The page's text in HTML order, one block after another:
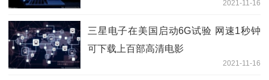
2021-11-16
三星电子在美国启动6G试验 网速1秒钟
可下载上百部高清电影
2021-11-16